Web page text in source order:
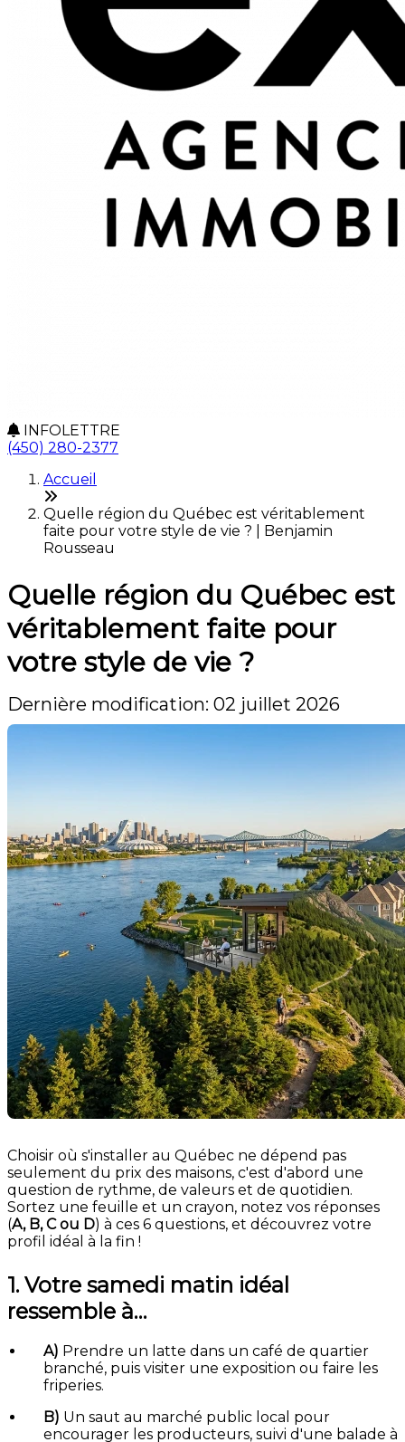
INFOLETTRE
(450) 280-2377
Accueil
Quelle région du Québec est véritablement
faite pour votre style de vie ? | Benjamin
Rousseau
Quelle région du Québec est
véritablement faite pour
votre style de vie ?
Dernière modification: 02 juillet 2026
Choisir où s'installer au Québec ne dépend pas
seulement du prix des maisons, c'est d'abord une
question de rythme, de valeurs et de quotidien.
Sortez une feuille et un crayon, notez vos réponses
(A, B, C ou D) à ces 6 questions, et découvrez votre
profil idéal à la fin !
1. Votre samedi matin idéal
ressemble à…
A) Prendre un latte dans un café de quartier
branché, puis visiter une exposition ou faire les
friperies.
B) Un saut au marché public local pour
encourager les producteurs, suivi d'une balade à